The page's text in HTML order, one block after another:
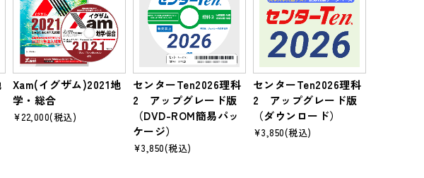
Xam(イグザム)2021地
学・総合
¥22,000(税込)
センターTen2026理科
2 アップグレード版
（DVD-ROM簡易パッ
ケージ）
¥3,850(税込)
センターTen2026理科
2 アップグレード版
（ダウンロード）
¥3,850(税込)